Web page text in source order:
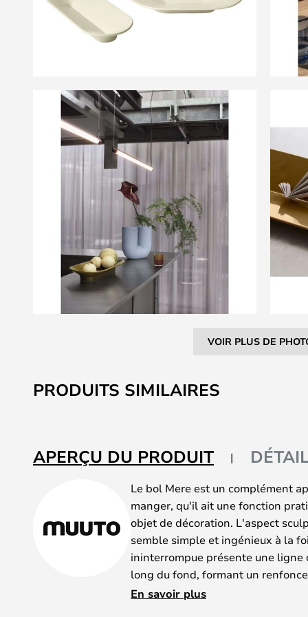
VOIR PLUS DE
to
the
the
images
PRODUITS SIMILAIRES
APERÇU DU PRODUIT
Le bol Mere est un complément
manger, qu'il ait une fonction
objet de décoration. L'aspect
semble simple et ingénieux à la
ininterrompue présente une
long du fond, formant un
l'impression que le bol est souple
En savoir plus